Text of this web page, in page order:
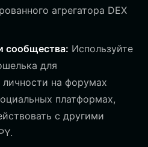
агрегатора DEX
сообщества: Используйте
для
на форумах
платформах,
с другими